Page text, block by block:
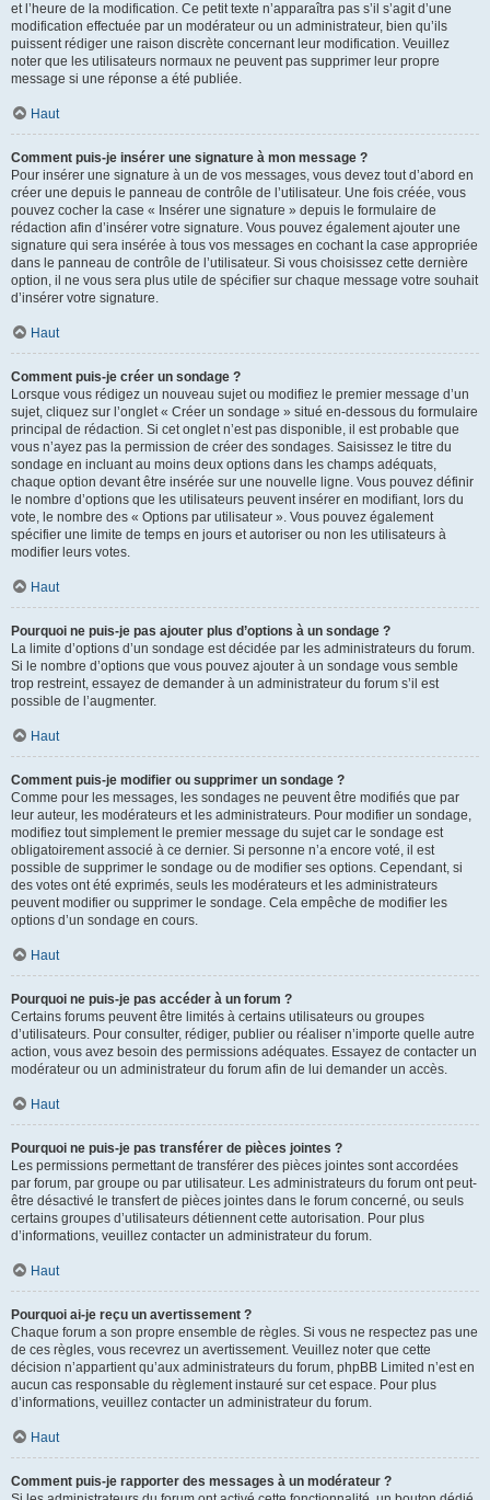
et l’heure de la modification. Ce petit texte n’apparaîtra pas s’il s’agit d’une
modification effectuée par un modérateur ou un administrateur, bien qu’ils
puissent rédiger une raison discrète concernant leur modification. Veuillez
noter que les utilisateurs normaux ne peuvent pas supprimer leur propre
message si une réponse a été publiée.
Haut
Comment puis-je insérer une signature à mon message ?
Pour insérer une signature à un de vos messages, vous devez tout d’abord en
créer une depuis le panneau de contrôle de l’utilisateur. Une fois créée, vous
pouvez cocher la case « Insérer une signature » depuis le formulaire de
rédaction afin d’insérer votre signature. Vous pouvez également ajouter une
signature qui sera insérée à tous vos messages en cochant la case appropriée
dans le panneau de contrôle de l’utilisateur. Si vous choisissez cette dernière
option, il ne vous sera plus utile de spécifier sur chaque message votre souhait
d’insérer votre signature.
Haut
Comment puis-je créer un sondage ?
Lorsque vous rédigez un nouveau sujet ou modifiez le premier message d’un
sujet, cliquez sur l’onglet « Créer un sondage » situé en-dessous du formulaire
principal de rédaction. Si cet onglet n’est pas disponible, il est probable que
vous n’ayez pas la permission de créer des sondages. Saisissez le titre du
sondage en incluant au moins deux options dans les champs adéquats,
chaque option devant être insérée sur une nouvelle ligne. Vous pouvez définir
le nombre d’options que les utilisateurs peuvent insérer en modifiant, lors du
vote, le nombre des « Options par utilisateur ». Vous pouvez également
spécifier une limite de temps en jours et autoriser ou non les utilisateurs à
modifier leurs votes.
Haut
Pourquoi ne puis-je pas ajouter plus d’options à un sondage ?
La limite d’options d’un sondage est décidée par les administrateurs du forum.
Si le nombre d’options que vous pouvez ajouter à un sondage vous semble
trop restreint, essayez de demander à un administrateur du forum s’il est
possible de l’augmenter.
Haut
Comment puis-je modifier ou supprimer un sondage ?
Comme pour les messages, les sondages ne peuvent être modifiés que par
leur auteur, les modérateurs et les administrateurs. Pour modifier un sondage,
modifiez tout simplement le premier message du sujet car le sondage est
obligatoirement associé à ce dernier. Si personne n’a encore voté, il est
possible de supprimer le sondage ou de modifier ses options. Cependant, si
des votes ont été exprimés, seuls les modérateurs et les administrateurs
peuvent modifier ou supprimer le sondage. Cela empêche de modifier les
options d’un sondage en cours.
Haut
Pourquoi ne puis-je pas accéder à un forum ?
Certains forums peuvent être limités à certains utilisateurs ou groupes
d’utilisateurs. Pour consulter, rédiger, publier ou réaliser n’importe quelle autre
action, vous avez besoin des permissions adéquates. Essayez de contacter un
modérateur ou un administrateur du forum afin de lui demander un accès.
Haut
Pourquoi ne puis-je pas transférer de pièces jointes ?
Les permissions permettant de transférer des pièces jointes sont accordées
par forum, par groupe ou par utilisateur. Les administrateurs du forum ont peut-
être désactivé le transfert de pièces jointes dans le forum concerné, ou seuls
certains groupes d’utilisateurs détiennent cette autorisation. Pour plus
d’informations, veuillez contacter un administrateur du forum.
Haut
Pourquoi ai-je reçu un avertissement ?
Chaque forum a son propre ensemble de règles. Si vous ne respectez pas une
de ces règles, vous recevrez un avertissement. Veuillez noter que cette
décision n’appartient qu’aux administrateurs du forum, phpBB Limited n’est en
aucun cas responsable du règlement instauré sur cet espace. Pour plus
d’informations, veuillez contacter un administrateur du forum.
Haut
Comment puis-je rapporter des messages à un modérateur ?